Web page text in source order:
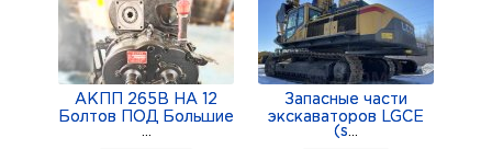
АКПП 265В НА 12
Болтов ПОД Большие
Запасные части
экскаваторов LGCE
(s